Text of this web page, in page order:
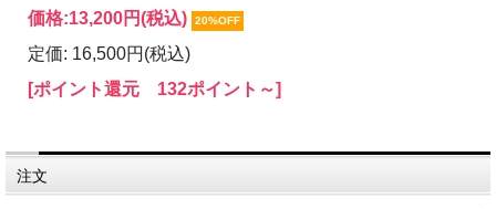
価格:13,200円(税込) 20%OFF
定価: 16,500円(税込)
[ポイント還元 132ポイント～]
注文